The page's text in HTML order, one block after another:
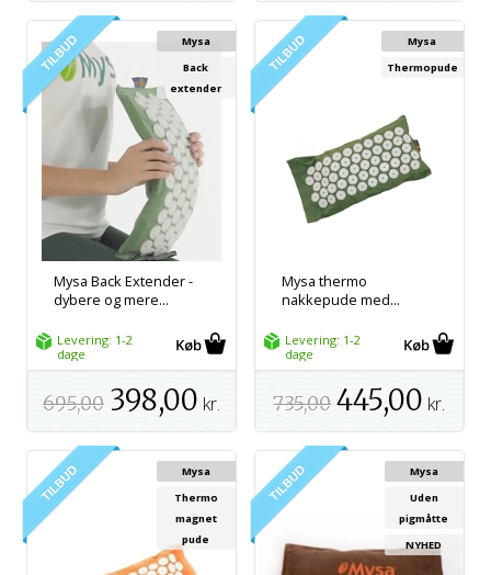
Mysa Back Extender -
dybere og mere...
Mysa
Back
extender
Levering: 1-2
dage
695,00 398,00 kr.
Mysa thermo
nakkepude med...
Mysa
Thermopude
Levering: 1-2
dage
735,00 445,00 kr.
Mysa
Thermo
magnet
pude
Mysa
Uden
pigmåtte
NYHED